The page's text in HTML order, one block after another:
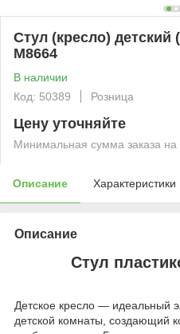
Стул (кресло) детский
М8664
В наличии
Код: 50389
Розница
Цену уточняйте
Минимальная сумма заказа
Описание Характеристики
Описание
Стул
Детское кресло — идеальный
детской комнаты, создающий